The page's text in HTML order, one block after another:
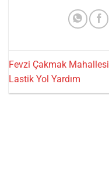
Fevzi Çakmak Mahallesi
Lastik Yol Yardım